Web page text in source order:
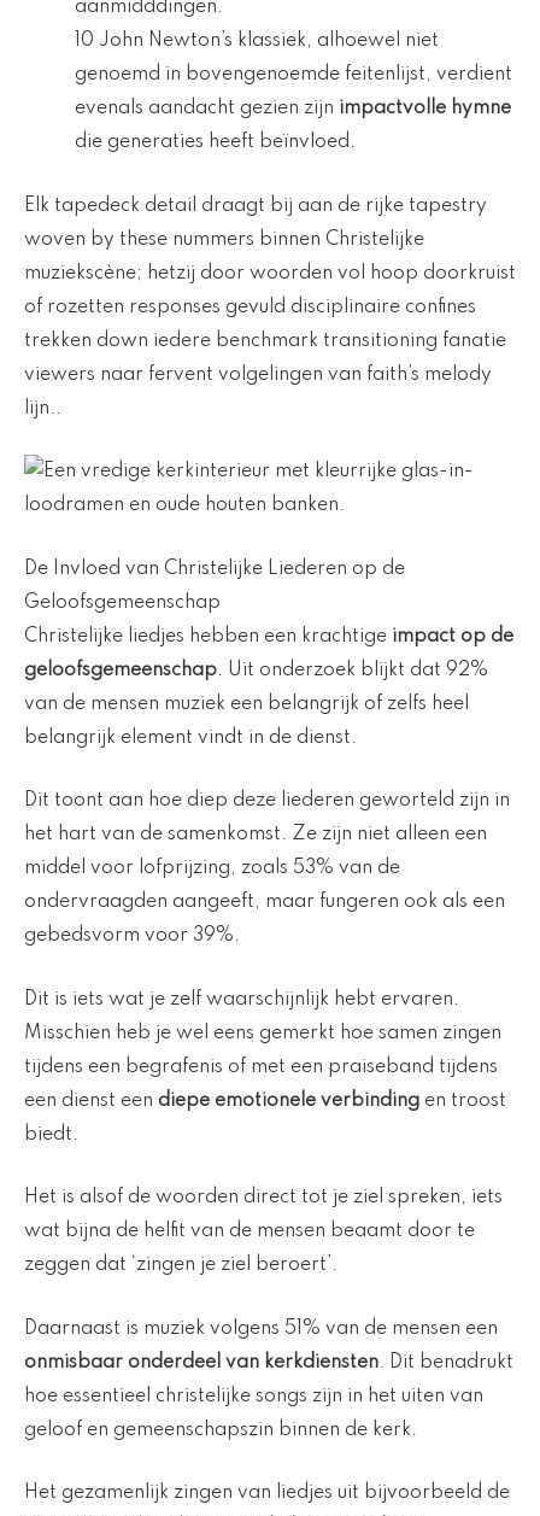
aanmidddingen.
10 John Newton’s klassiek, alhoewel niet
genoemd in bovengenoemde feitenlijst, verdient
evenals aandacht gezien zijn impactvolle hymne
die generaties heeft beïnvloed.
Elk tapedeck detail draagt bij aan de rijke tapestry
woven by these nummers binnen Christelijke
muziekscène; hetzij door woorden vol hoop doorkruist
of rozetten responses gevuld disciplinaire confines
trekken down iedere benchmark transitioning fanatie
viewers naar fervent volgelingen van faith’s melody
lijn..
De Invloed van Christelijke Liederen op de
Geloofsgemeenschap
Christelijke liedjes hebben een krachtige impact op de
geloofsgemeenschap. Uit onderzoek blijkt dat 92%
van de mensen muziek een belangrijk of zelfs heel
belangrijk element vindt in de dienst.
Dit toont aan hoe diep deze liederen geworteld zijn in
het hart van de samenkomst. Ze zijn niet alleen een
middel voor lofprijzing, zoals 53% van de
ondervraagden aangeeft, maar fungeren ook als een
gebedsvorm voor 39%.
Dit is iets wat je zelf waarschijnlijk hebt ervaren.
Misschien heb je wel eens gemerkt hoe samen zingen
tijdens een begrafenis of met een praiseband tijdens
een dienst een diepe emotionele verbinding en troost
biedt.
Het is alsof de woorden direct tot je ziel spreken, iets
wat bijna de helfit van de mensen beaamt door te
zeggen dat ‘zingen je ziel beroert’.
Daarnaast is muziek volgens 51% van de mensen een
onmisbaar onderdeel van kerkdiensten. Dit benadrukt
hoe essentieel christelijke songs zijn in het uiten van
geloof en gemeenschapszin binnen de kerk.
Het gezamenlijk zingen van liedjes uit bijvoorbeeld de